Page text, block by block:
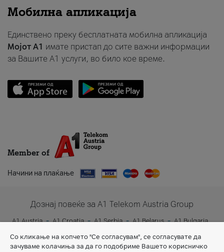
Мобилна апликација
Единствено преку бесплатната мобилна апликација
Мојот A1 имате пристап до сите важни информации
за Вашите A1 услуги, во било кое време.
Member of
Начини на плаќање
Дознај повеќе за A1 Telekom Austria Group
A1 Austria A1 Croatia A1 Serbia A1 Belarus
A1 Bulgaria
A1 Slovenia
A1 Digital
Со кликање на копчето "Се согласувам", се согласувате да
зачуваме колачиња за да го подобриме Вашето корисничко